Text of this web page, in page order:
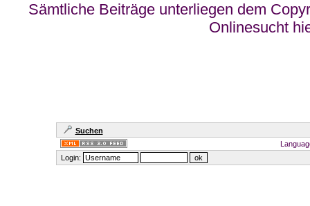
Sämtliche Beiträge unterliegen dem
Onlinesucht
Suchen
Login: